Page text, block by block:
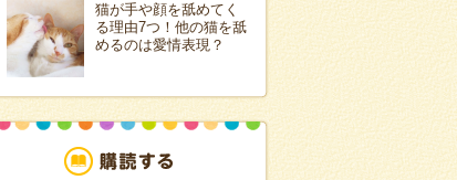
猫が手や顔を舐めてく
る理由7つ！他の猫を舐
めるのは愛情表現？